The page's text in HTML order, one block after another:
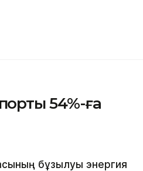
54%-ға
бұзылуы энергия